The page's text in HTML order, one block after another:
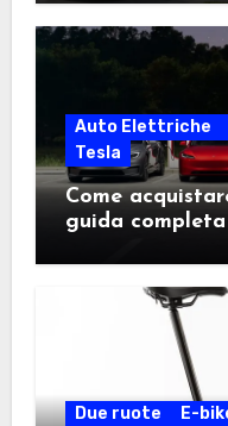
Auto Elettriche
Tesla
Come
guida
Due ruote E-